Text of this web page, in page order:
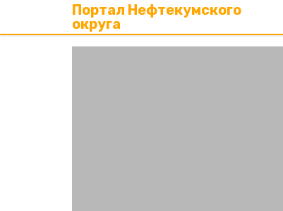
Портал Нефтекумского
округа